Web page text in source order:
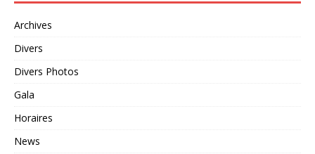
Archives
Divers
Divers Photos
Gala
Horaires
News